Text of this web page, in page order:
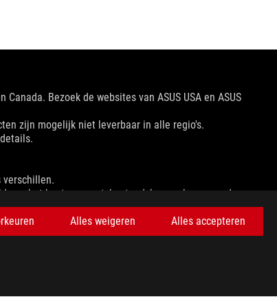
Alles weigeren Alles accepteren
Bezoek de websites van ASUS USA en ASUS
zijn mogelijk niet leverbaar in alle regio's.
van het hostapparaat, bestandskenmerken en andere